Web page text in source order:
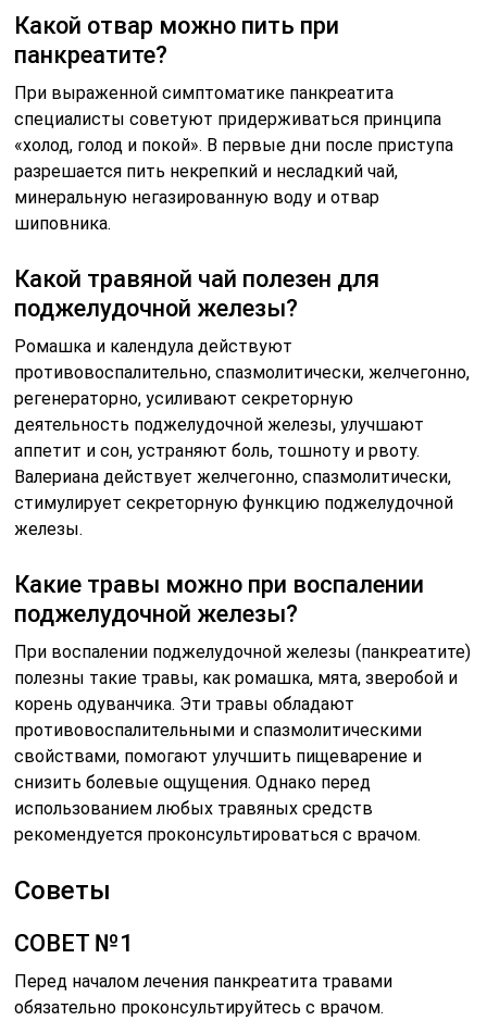
Какой отвар можно пить при
панкреатите?
При выраженной симптоматике панкреатита
специалисты советуют придерживаться принципа
«холод, голод и покой». В первые дни после приступа
разрешается пить некрепкий и несладкий чай,
минеральную негазированную воду и отвар
шиповника.
Какой травяной чай полезен для
поджелудочной железы?
Ромашка и календула действуют
противовоспалительно, спазмолитически, желчегонно,
регенераторно, усиливают секреторную
деятельность поджелудочной железы, улучшают
аппетит и сон, устраняют боль, тошноту и рвоту.
Валериана действует желчегонно, спазмолитически,
стимулирует секреторную функцию поджелудочной
железы.
Какие травы можно при воспалении
поджелудочной железы?
При воспалении поджелудочной железы (панкреатите)
полезны такие травы, как ромашка, мята, зверобой и
корень одуванчика. Эти травы обладают
противовоспалительными и спазмолитическими
свойствами, помогают улучшить пищеварение и
снизить болевые ощущения. Однако перед
использованием любых травяных средств
рекомендуется проконсультироваться с врачом.
Советы
СОВЕТ №1
Перед началом лечения панкреатита травами
обязательно проконсультируйтесь с врачом.